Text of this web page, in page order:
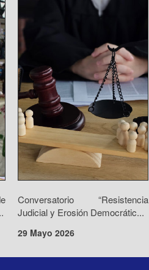
Conversatorio “Resistencia
Judicial y Erosión Democrátic...
29 Mayo 2026